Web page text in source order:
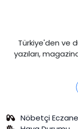
Türkiye'den ve
yazıları,
Nöbetçi